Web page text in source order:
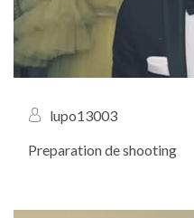
lupo13003
Preparation de shooting